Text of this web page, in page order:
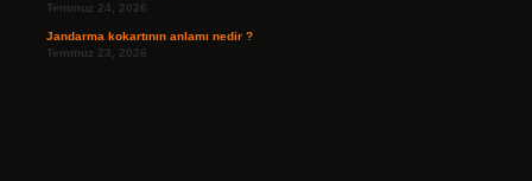
Temmuz 24, 2026
Jandarma kokartının anlamı nedir ?
Temmuz 23, 2026